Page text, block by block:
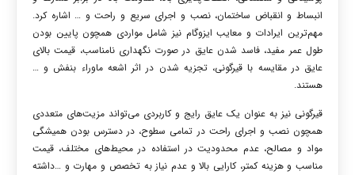
انبساط و انقباض ساختمان، نصب و اجرای سریع و راحت و … اشاره کرد.
مهم‌ترین ایرادات و معایب ایزوگام نیز شامل مواردی همچون پایین بودن
طول عمر مفید، فاسد شدن عایق در صورت نگهداری نامناسب، قیمت بالای
عایق در مقایسه با قیرگونی، تجزیه شدن در اثر اشعه ماوراء بنفش و …
هستند.
قیرگونی نیز به عنوان یک عایق رایج و کاربردی می‌تواند مزیت‌های متعددی
همچون نصب و اجرای راحت در تمامی سطوح، در دسترس بودن همیشگی
مواد و مصالح، عدم محدودیت در استفاده در محیط‌های مختلف، قیمت
مناسب و هزینه کمتر، کارایی بالا و عدم نیاز به تخصص و مهارت و …داشته